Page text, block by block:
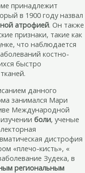
принадлежит
в 1900 году назвал
атрофией. Он также
признаки, такие как
что наблюдается
костно-
быстро
данного
занимался Мари
Международной
боли, ученые
дистрофия
«плечо-кисть», «
Зудека, в
региональным